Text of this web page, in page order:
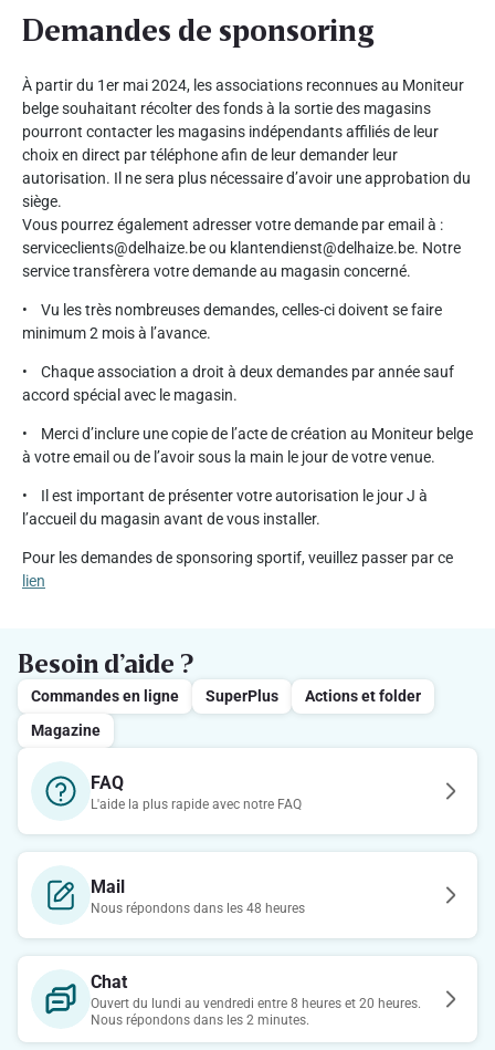
Demandes de sponsoring
À partir du 1er mai 2024, les associations reconnues au Moniteur
belge souhaitant récolter des fonds à la sortie des magasins
pourront contacter les magasins indépendants affiliés de leur
choix en direct par téléphone afin de leur demander leur
autorisation. Il ne sera plus nécessaire d’avoir une approbation du
siège.
Vous pourrez également adresser votre demande par email à :
serviceclients@delhaize.be ou klantendienst@delhaize.be. Notre
service transfèrera votre demande au magasin concerné.
• Vu les très nombreuses demandes, celles-ci doivent se faire
minimum 2 mois à l’avance.
• Chaque association a droit à deux demandes par année sauf
accord spécial avec le magasin.
• Merci d’inclure une copie de l’acte de création au Moniteur belge
à votre email ou de l’avoir sous la main le jour de votre venue.
• Il est important de présenter votre autorisation le jour J à
l’accueil du magasin avant de vous installer.
Pour les demandes de sponsoring sportif, veuillez passer par ce
lien
Besoin d’aide ?
Commandes en ligne SuperPlus
Actions et folder
Magazine
FAQ
L'aide la plus rapide avec notre FAQ
Mail
Nous répondons dans les 48 heures
Chat
Ouvert du lundi au vendredi entre 8 heures et 20 heures.
Nous répondons dans les 2 minutes.